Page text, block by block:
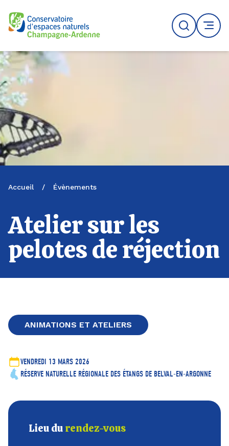
Logo du CENCA
Recherche
MENU
Accueil / Évènements
Atelier sur les
pelotes de réjection
ANIMATIONS ET ATELIERS
VENDREDI 13 MARS 2026
RÉSERVE NATURELLE RÉGIONALE DES ÉTANGS DE BELVAL-EN-ARGONNE
Lieu durendez-vous